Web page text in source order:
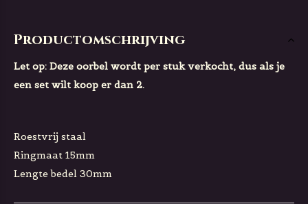
Productomschrijving
Let op: Deze oorbel wordt per stuk verkocht, dus als je
een set wilt koop er dan 2.
Roestvrij staal
Ringmaat 15mm
Lengte bedel 30mm